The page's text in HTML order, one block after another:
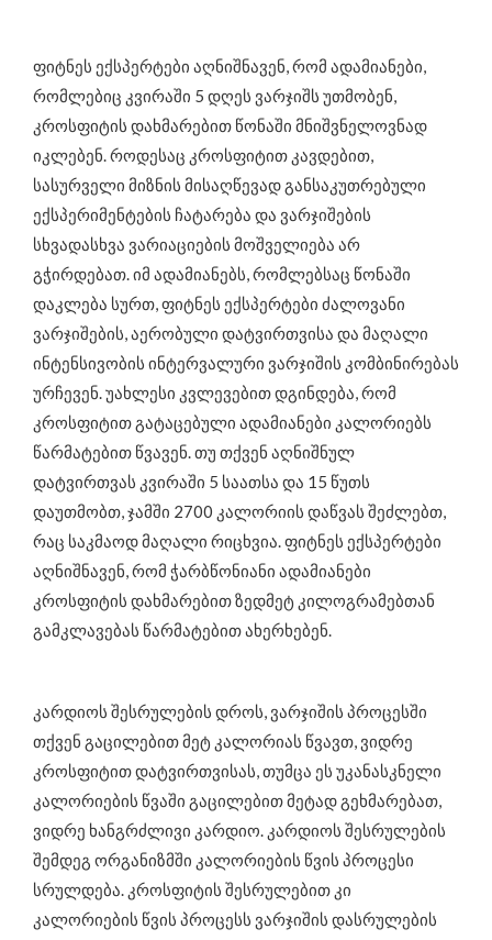
ფიტნეს ექსპერტები აღნიშნავენ, რომ ადამიანები,
რომლებიც კვირაში 5 დღეს ვარჯიშს უთმობენ,
კროსფიტის დახმარებით წონაში მნიშვნელოვნად
იკლებენ. როდესაც კროსფიტით კავდებით,
სასურველი მიზნის მისაღწევად განსაკუთრებული
ექსპერიმენტების ჩატარება და ვარჯიშების
სხვადასხვა ვარიაციების მოშველიება არ
გჭირდებათ. იმ ადამიანებს, რომლებსაც წონაში
დაკლება სურთ, ფიტნეს ექსპერტები ძალოვანი
ვარჯიშების, აერობული დატვირთვისა და მაღალი
ინტენსივობის ინტერვალური ვარჯიშის კომბინირებას
ურჩევენ. უახლესი კვლევებით დგინდება, რომ
კროსფიტით გატაცებული ადამიანები კალორიებს
წარმატებით წვავენ. თუ თქვენ აღნიშნულ
დატვირთვას კვირაში 5 საათსა და 15 წუთს
დაუთმობთ, ჯამში 2700 კალორიის დაწვას შეძლებთ,
რაც საკმაოდ მაღალი რიცხვია. ფიტნეს ექსპერტები
აღნიშნავენ, რომ ჭარბწონიანი ადამიანები
კროსფიტის დახმარებით ზედმეტ კილოგრამებთან
გამკლავებას წარმატებით ახერხებენ.
კარდიოს შესრულების დროს, ვარჯიშის პროცესში
თქვენ გაცილებით მეტ კალორიას წვავთ, ვიდრე
კროსფიტით დატვირთვისას, თუმცა ეს უკანასკნელი
კალორიების წვაში გაცილებით მეტად გეხმარებათ,
ვიდრე ხანგრძლივი კარდიო. კარდიოს შესრულების
შემდეგ ორგანიზმში კალორიების წვის პროცესი
სრულდება. კროსფიტის შესრულებით კი
კალორიების წვის პროცესს ვარჯიშის დასრულების